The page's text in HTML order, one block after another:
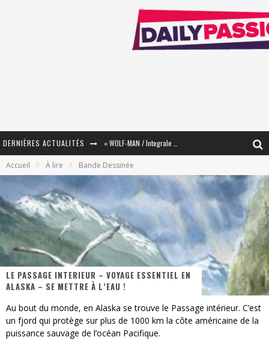
DERNIÈRES ACTUALITÉS
Star Fox
PsyRiver 2026 : la magie revient sur les rives de l’Aar
« Dr Wertham / L’homme qui étudia les tueurs en série » - Un Métier à Risque !
Accueil À lire Bande Dessinée
LE PASSAGE INTERIEUR – VOYAGE ESSENTIEL EN
ALASKA – SE METTRE À L’EAU !
Au bout du monde, en Alaska se trouve le Passage intérieur. C’est
un fjord qui protège sur plus de 1000 km la côte américaine de la
puissance sauvage de l’océan Pacifique.